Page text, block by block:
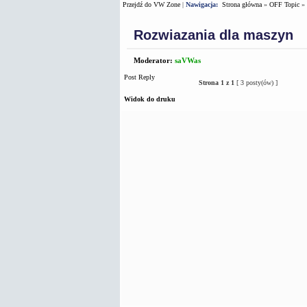
Przejdź do VW Zone| Nawigacja: Strona główna» OFF Topic»
Rozwiazania dla maszyn
Moderator: saVWas
Post Reply
Strona 1 z 1 [ 3 posty(ów) ]
Widok do druku